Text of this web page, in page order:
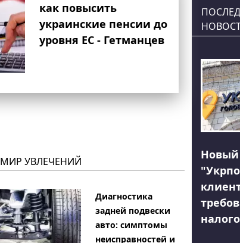
как повысить
украинские пенсии до
уровня ЕС - Гетманцев
МИР УВЛЕЧЕНИЙ
Диагностика
задней подвески
авто: симптомы
неисправностей и
Новый